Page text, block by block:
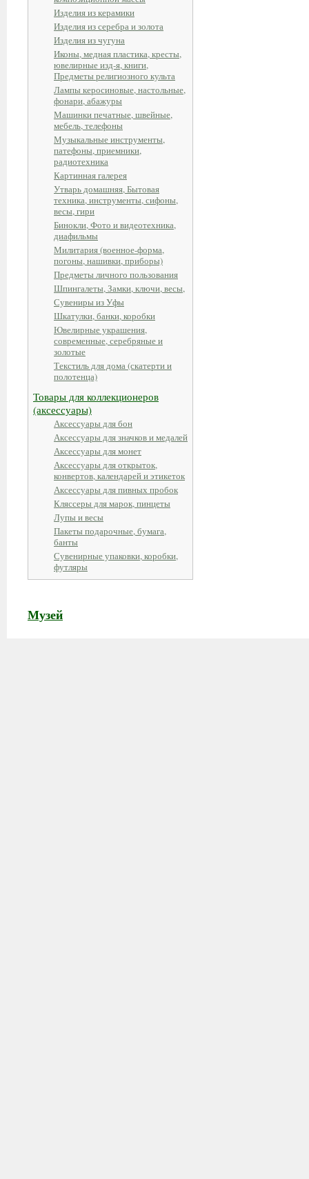
Изделия из керамики
Изделия из серебра и золота
Изделия из чугуна
Иконы, медная пластика, кресты,
ювелирные изд-я, книги,
Предметы религиозного культа
Лампы керосиновые, настольные,
фонари, абажуры
Машинки печатные, швейные,
мебель, телефоны
Музыкальные инструменты,
патефоны, приемники,
радиотехника
Картинная галерея
Утварь домашняя, Бытовая
техника, инструменты, сифоны,
весы, гири
Бинокли, Фото и видеотехника,
диафильмы
Милитария (военное-форма,
погоны, нашивки, приборы)
Предметы личного пользования
Шпингалеты, Замки, ключи, весы,
Сувениры из Уфы
Шкатулки, банки, коробки
Ювелирные украшения,
современные, серебряные и
золотые
Текстиль для дома (скатерти и
полотенца)
Товары для коллекционеров
(аксессуары)
Аксессуары для бон
Аксессуары для значков и медалей
Аксессуары для монет
Аксессуары для открыток,
конвертов, календарей и этикеток
Аксессуары для пивных пробок
Кляссеры для марок, пинцеты
Лупы и весы
Пакеты подарочные, бумага,
банты
Сувенирные упаковки, коробки,
футляры
Музей